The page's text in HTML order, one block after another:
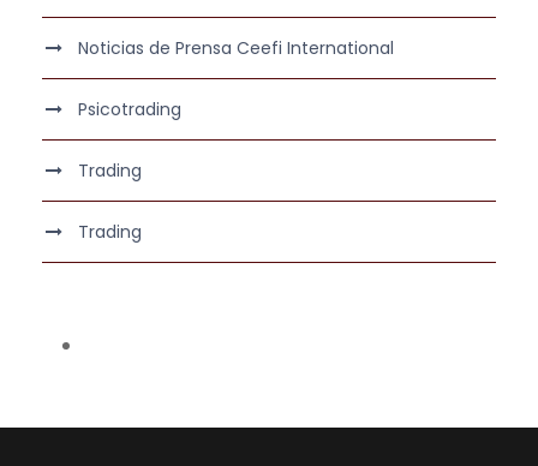
Noticias de Prensa Ceefi International
Psicotrading
Trading
Trading